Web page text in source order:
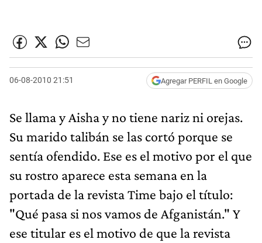
06-08-2010 21:51 Agregar PERFIL en Google
Se llama y Aisha y no tiene nariz ni orejas.
Su marido talibán se las cortó porque se
sentía ofendido. Ese es el motivo por el que
su rostro aparece esta semana en la
portada de la revista Time bajo el título:
"Qué pasa si nos vamos de Afganistán." Y
ese titular es el motivo de que la revista